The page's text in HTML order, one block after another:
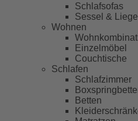
Schlafsofas
Sessel &
Wohnen
Einzelmöbel
Couchtische
Schlafen
Schlafzimmer
Betten